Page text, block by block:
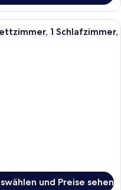
Hotelzimmer mit einem großen
1 Schlafzimmer,
und Preise sehen